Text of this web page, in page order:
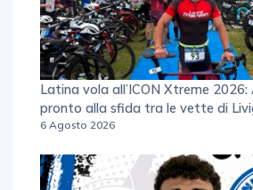
Latina vola all’ICON Xtreme 2026:
pronto alla sfida tra le vette di
6 Agosto 2026